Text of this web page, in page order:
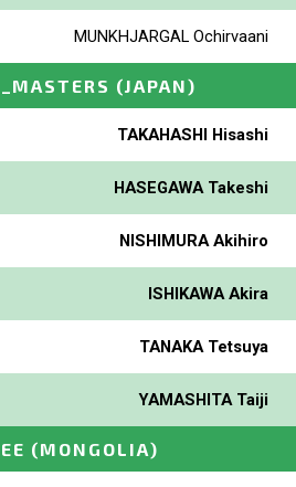
MUNKHJARGAL Ochirvaani
(JAPAN)
TAKAHASHI Hisashi
HASEGAWA Takeshi
NISHIMURA Akihiro
ISHIKAWA Akira
TANAKA Tetsuya
YAMASHITA Taiji
(MONGOLIA)